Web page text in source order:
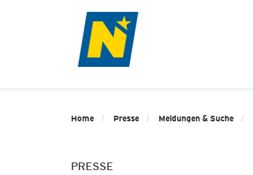
Home Presse Meldungen & Suche
PRESSE